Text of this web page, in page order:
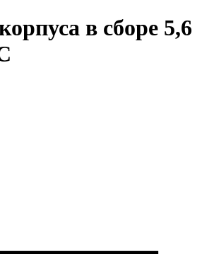
в сборе 5,6